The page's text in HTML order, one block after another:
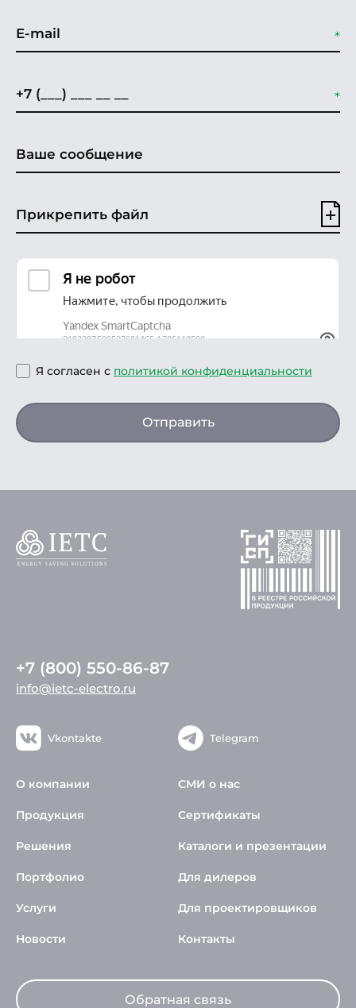
Прикрепить файл
Я согласен с политикой конфиденциальности
Отправить
+7 (800) 550-86-87
info@ietc-electro.ru
Vkontakte Telegram
О компании
Продукция
Решения
Портфолио
Услуги
Новости
СМИ о нас
Сертификаты
Каталоги и презентации
Для дилеров
Для проектировщиков
Контакты
Обратная связь